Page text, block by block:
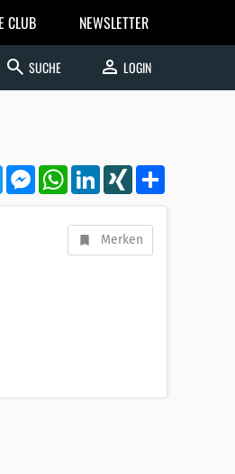
CLUB NEWSLETTER
search SUCHE person LOGIN
TwitterMessengerWhatsApp
LinkedInXING
Merken